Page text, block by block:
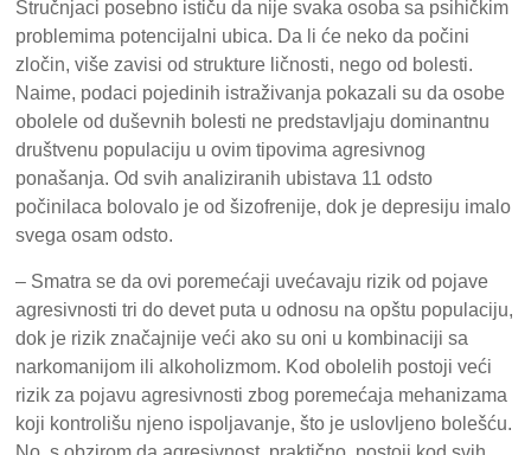
Stručnjaci posebno ističu da nije svaka osoba sa psihičkim
problemima potencijalni ubica. Da li će neko da počini
zločin, više zavisi od strukture ličnosti, nego od bolesti.
Naime, podaci pojedinih istraživanja pokazali su da osobe
obolele od duševnih bolesti ne predstavljaju dominantnu
društvenu populaciju u ovim tipovima agresivnog
ponašanja. Od svih analiziranih ubistava 11 odsto
počinilaca bolovalo je od šizofrenije, dok je depresiju imalo
svega osam odsto.
– Smatra se da ovi poremećaji uvećavaju rizik od pojave
agresivnosti tri do devet puta u odnosu na opštu populaciju,
dok je rizik značajnije veći ako su oni u kombinaciji sa
narkomanijom ili alkoholizmom. Kod obolelih postoji veći
rizik za pojavu agresivnosti zbog poremećaja mehanizama
koji kontrolišu njeno ispoljavanje, što je uslovljeno bolešću.